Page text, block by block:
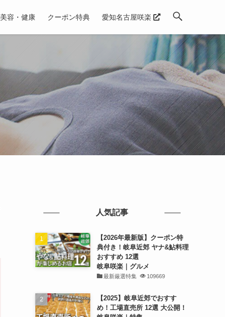
美容・健康 クーポン特典 愛知名古屋咲楽
人気記事
【2026年最新版】クーポン特
典付き！岐阜近郊 ヤナ&鮎料理
おすすめ 12選
岐阜咲楽｜グルメ
最新厳選特集 109669
【2025】岐阜近郊でおすす
め！工場直売所 12選 大公開！